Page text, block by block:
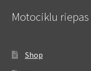
Motociklu riepas
Shop